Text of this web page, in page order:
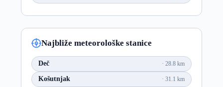
Najbliže meteorološke stanice
Deč 28.8 km
Košutnjak 31.1 km